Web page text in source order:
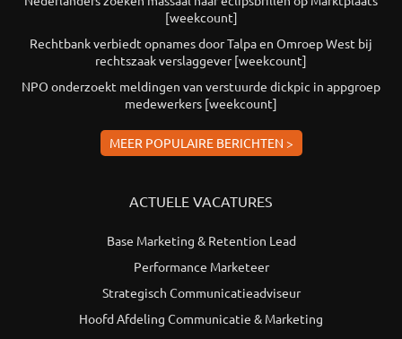
[weekcount]
Rechtbank verbiedt opnames door Talpa en Omroep West bij
rechtszaak verslaggever [weekcount]
NPO onderzoekt meldingen van verstuurde dickpic in appgroep
medewerkers [weekcount]
MEER POPULAIRE BERICHTEN >
ACTUELE VACATURES
Base Marketing & Retention Lead
Performance Marketeer
Strategisch Communicatieadviseur
Hoofd Afdeling Communicatie & Marketing